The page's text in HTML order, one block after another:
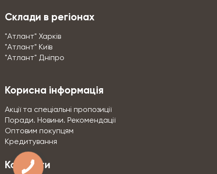
Склади в регіонах
"Атлант" Харків
"Атлант" Київ
"Атлант" Дніпро
Корисна інформація
Акції та спеціальні пропозиції
Поради. Новини. Рекомендації
Оптовим покупцям
Кредитування
Контакти